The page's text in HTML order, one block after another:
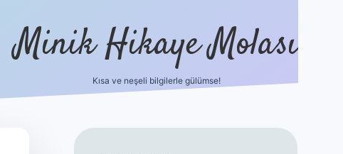
Minik Hikaye Molası
Kısa ve neşeli bilgilerle gülümse!
elexbett.net